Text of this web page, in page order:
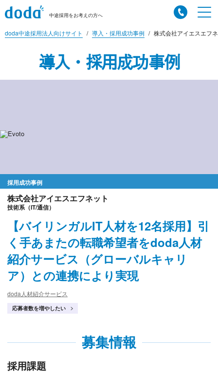
中途採用をお考えの方へ
doda中途採用法人向けサイト 導入・採用成功事例 株式会社アイエスエフ
導入・採用成功事例
採用成功事例
株式会社アイエスエフネット
技術系（IT/通信）
【バイリンガルIT人材を12名採用】引
く手あまたの転職希望者をdoda人材
紹介サービス（グローバルキャリ
ア）との連携により実現
doda人材紹介サービス
応募者数を増やしたい
募集情報
採用課題